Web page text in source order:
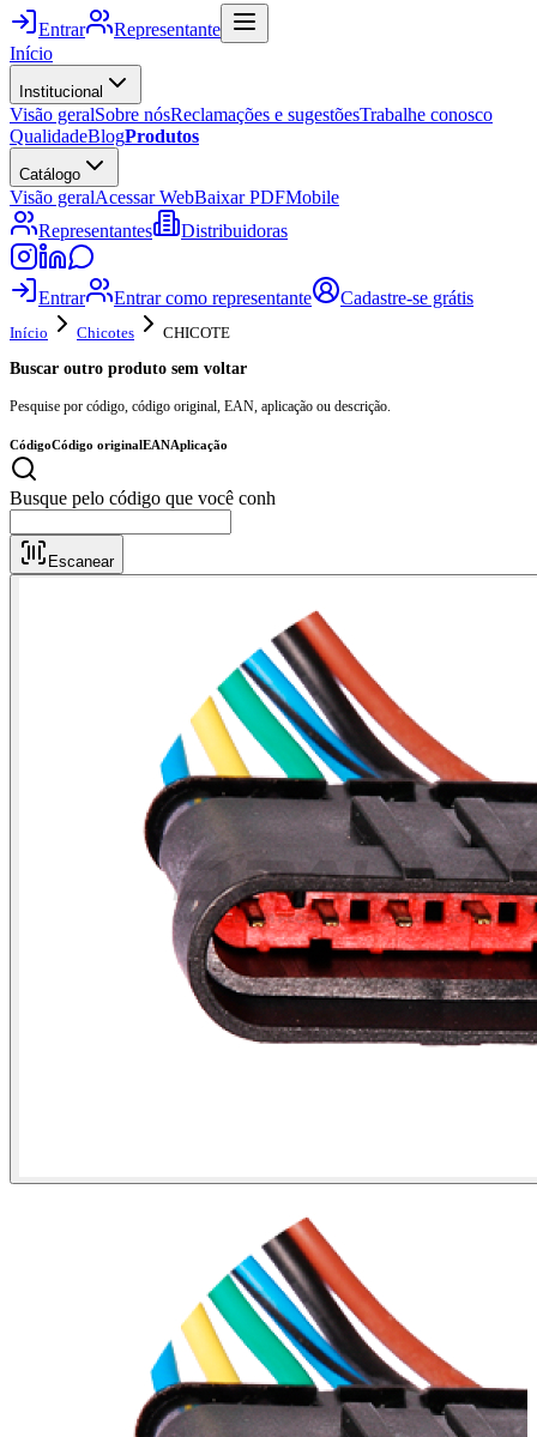
Entrar
Representante
Início
Institucional
Visão geralSobre nósReclamações e sugestõesTrabalhe conosco
QualidadeBlogProdutos
Catálogo
Visão geralAcessar WebBaixar PDFMobile
Representantes
Distribuidoras
Entrar Entrar como representante Cadastre-se grátis
Início Chicotes
CHICOTE
Buscar outro produto sem voltar
Pesquise por código, código original, EAN, aplicação ou descrição.
CódigoCódigo originalEANAplicação
Busque pe
Escanear